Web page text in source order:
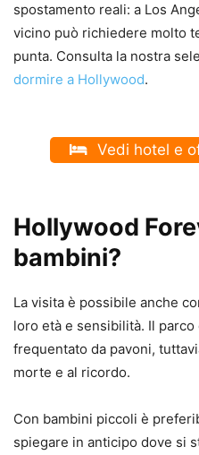
spostamento reali: a Los
vicino può richiedere molto
punta. Consulta la nostra
dormire a Hollywood.
Vedi hotel e
Hollywood
bambini?
La visita è possibile anche
loro età e sensibilità. Il
frequentato da pavoni,
morte e al ricordo.
Con bambini piccoli è
spiegare in anticipo dove si